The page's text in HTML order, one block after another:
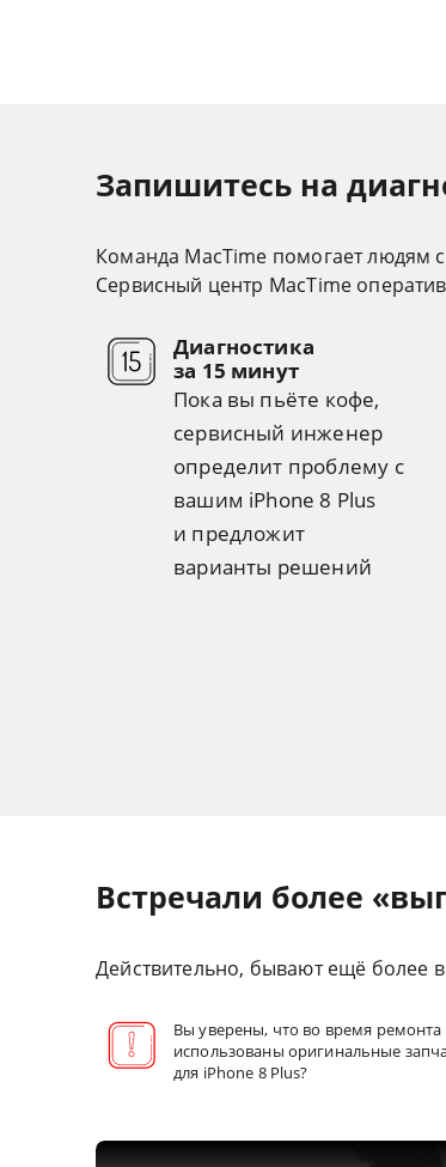
Запишитесь на
Команда MacTime помогает людям
Cервисный центр MacTime
Диагностика
за 15 минут
Пока вы пьёте кофе,
сервисный инженер
определит проблему с
вашим iPhone 8 Plus
и предложит
варианты решений
Встречали более
Действительно, бывают ещё более
Вы уверены, что во время ремонта
использованы оригинальные
для iPhone 8 Plus?